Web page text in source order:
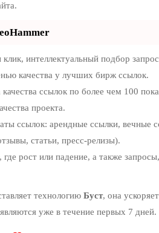
интеллектуальный подбор
качества у лучших бирж ссылок.
ссылок по более чем 100
проекта.
ссылок: арендные ссылки, вечные
статьи, пресс-релизы).
рост или падение, а также
технологию Буст, она
уже в течение первых 7 дней.